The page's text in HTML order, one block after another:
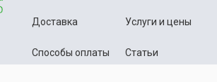
Доставка
Способы оплаты
Услуги и цены
Статьи